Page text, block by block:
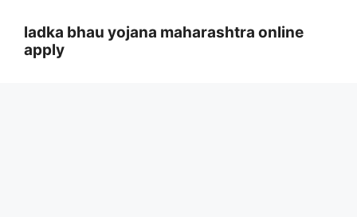
ladka bhau yojana maharashtra online
apply